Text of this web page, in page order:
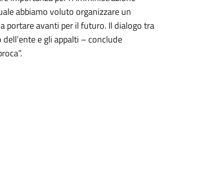
abbiamo voluto organizzare un
portare avanti per il futuro. Il dialogo tra
e gli appalti – conclude